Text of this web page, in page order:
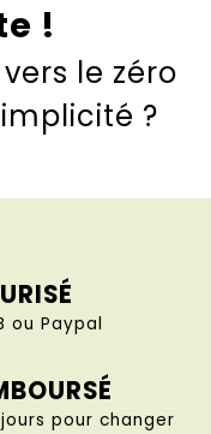
!
le zéro
?
ou Paypal
pour changer